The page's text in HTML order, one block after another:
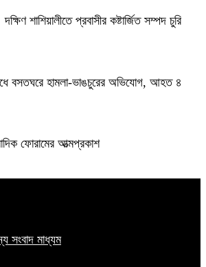
শাশিয়ালীতে প্রবাসীর কষ্টার্জিত সম্পদ চুরি
বসতঘরে হামলা-ভাঙচুরের অভিযোগ, আহত ৪
ফোরামের আত্মপ্রকাশ
সংবাদ মাধ্যম